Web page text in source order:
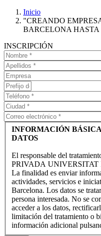
Inicio
"CREANDO
BARCELONA
INSCRIPCIÓN
INFORMACIÓN
DATOS
El responsable del
PRIVADA
La finalidad es enviar
actividades, servicios e
Barcelona. Los datos se
persona interesada. No se
acceder a los datos,
limitación del tratamiento o
información adicional